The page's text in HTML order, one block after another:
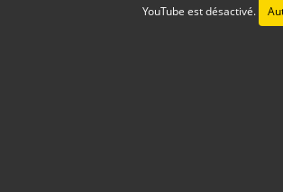
YouTube est désactivé.